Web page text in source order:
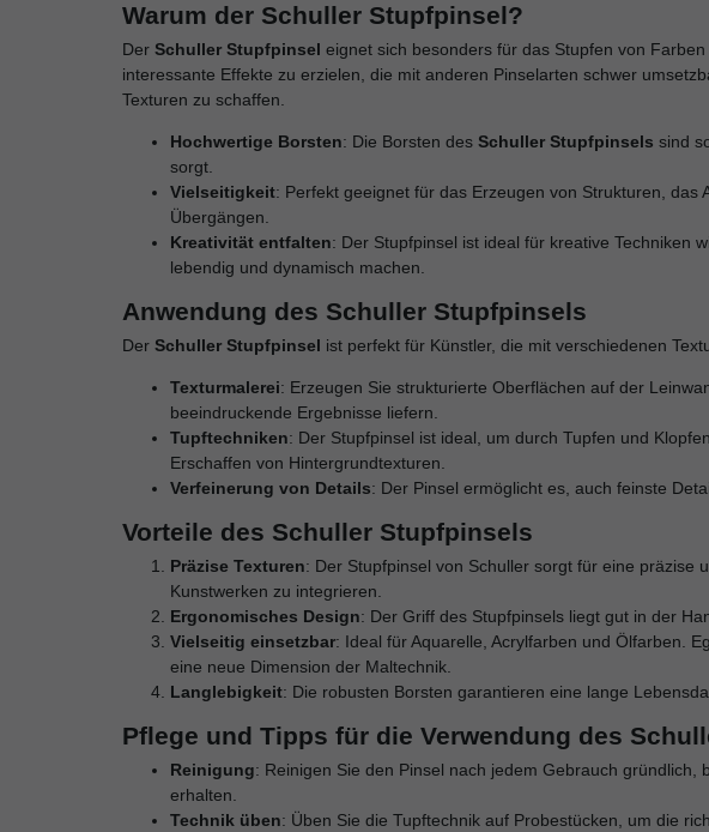
Warum der Schuller Stupfpinsel?
Der Schuller Stupfpinsel eignet sich besonders für das Stupfen von
interessante Effekte zu erzielen, die mit anderen Pinselarten schwer
Texturen zu schaffen.
Hochwertige Borsten: Die Borsten des Schuller Stupfpinsels sind
sorgt.
Vielseitigkeit: Perfekt geeignet für das Erzeugen von Strukturen,
Übergängen.
Kreativität entfalten: Der Stupfpinsel ist ideal für kreative Techniken
lebendig und dynamisch machen.
Anwendung des Schuller Stupfpinsels
Der Schuller Stupfpinsel ist perfekt für Künstler, die mit verschiedenen
Texturmalerei: Erzeugen Sie strukturierte Oberflächen auf der
beeindruckende Ergebnisse liefern.
Tupftechniken: Der Stupfpinsel ist ideal, um durch Tupfen und
Erschaffen von Hintergrundtexturen.
Verfeinerung von Details: Der Pinsel ermöglicht es, auch feinste
Vorteile des Schuller Stupfpinsels
Präzise Texturen: Der Stupfpinsel von Schuller sorgt für eine präzise
Kunstwerken zu integrieren.
Ergonomisches Design: Der Griff des Stupfpinsels liegt gut in der
Vielseitig einsetzbar: Ideal für Aquarelle, Acrylfarben und Ölfarben.
eine neue Dimension der Maltechnik.
Langlebigkeit: Die robusten Borsten garantieren eine lange
Pflege und Tipps für die Verwendung des
Reinigung: Reinigen Sie den Pinsel nach jedem Gebrauch
erhalten.
Technik üben: Üben Sie die Tupftechnik auf Probestücken, um die